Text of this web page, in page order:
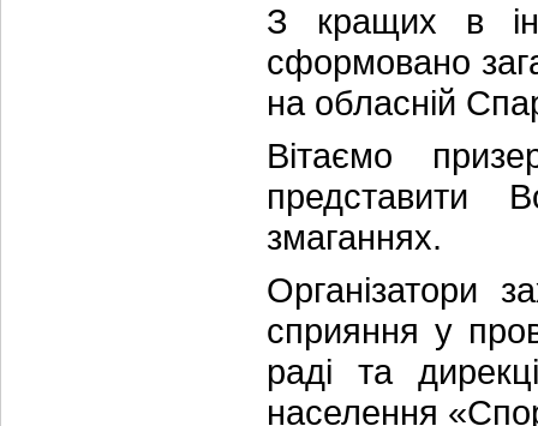
З кращих в
сформовано
на обласній
Вітаємо
представити
змаганнях.
Організатори
сприяння у
раді та
населення